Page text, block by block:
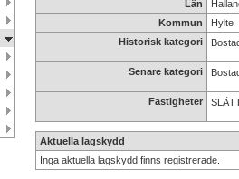
Län
Kommun
Hylte
Historisk kategori
Senare kategori
Fastigheter
Aktuella lagskydd
Inga aktuella lagskydd finns registrerade.